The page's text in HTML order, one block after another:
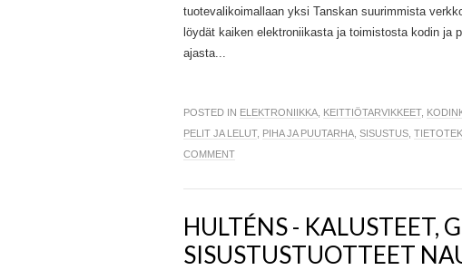
tuotevalikoimallaan yksi Tanskan suurimmista
löydät kaiken elektroniikasta ja toimistosta kodin ja
ajasta...
POSTED IN ELEKTRONIIKKA KEITTIÖTARVIKKEET,
PELIT JA LELUT, PIHA JA PUUTARHA SISUSTUS
COMMENT
HULTÉNS - KALUSTEET,
SISUSTUSTUOTTEET